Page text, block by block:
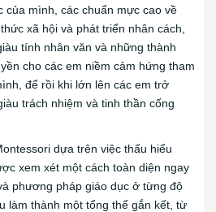
của mình, các chuẩn mực cao về
xã hội và phát triển nhân cách,
tính nhân văn và những thành
cho các em niềm cảm hứng tham
để rồi khi lớn lên các em trở
trách nhiệm và tinh thần cống
dựa trên việc thấu hiểu
xem xét một cách toàn diện ngay
phương pháp giáo dục ở từng độ
làm thành một tổng thể gắn kết, từ